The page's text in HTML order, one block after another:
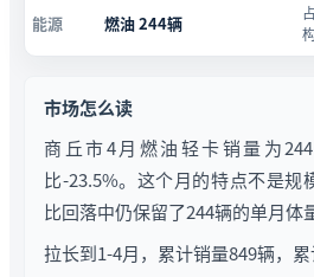
能源 燃油 244辆
市场怎么读
商丘市4月燃油轻卡销量为
比-23.5%。这个月的特点不是规
比回落中仍保留了244辆的单月体
拉长到1-4月，累计销量849辆，累